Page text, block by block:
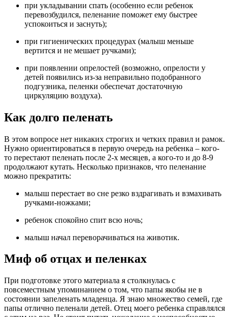
при укладывании спать (особенно если ребенок
перевозбудился, пеленание поможет ему быстрее
успокоиться и заснуть);
при гигиенических процедурах (малыш меньше
вертится и не мешает ручками);
при появлении опрелостей (возможно, опрелости у
детей появились из-за неправильно подобранного
подгузника, пеленки обеспечат достаточную
циркуляцию воздуха).
Как долго пеленать
В этом вопросе нет никаких строгих и четких правил и рамок.
Нужно ориентироваться в первую очередь на ребенка – кого-
то перестают пеленать после 2-х месяцев, а кого-то и до 8-9
продолжают кутать. Несколько признаков, что пеленание
можно прекратить:
малыш перестает во сне резко вздрагивать и взмахивать
ручками-ножками;
ребенок спокойно спит всю ночь;
малыш начал переворачиваться на животик.
Миф об отцах и пеленках
При подготовке этого материала я столкнулась с
повсеместным упоминанием о том, что папы якобы не в
состоянии запеленать младенца. Я знаю множество семей, где
папы отлично пеленали детей. Отец моего ребенка справлялся